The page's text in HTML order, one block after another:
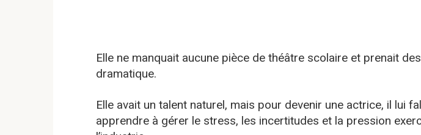
Elle ne manquait aucune pièce de théâtre scolaire et prenait
dramatique.
Elle avait un talent naturel, mais pour devenir une actrice, il lui
apprendre à gérer le stress, les incertitudes et la pression